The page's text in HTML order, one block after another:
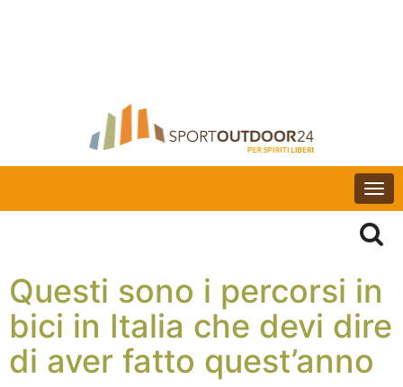
Questi sono i percorsi in
bici in Italia che devi dire
di aver fatto quest’anno